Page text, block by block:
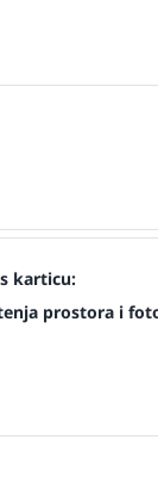
karticu:
prostora i